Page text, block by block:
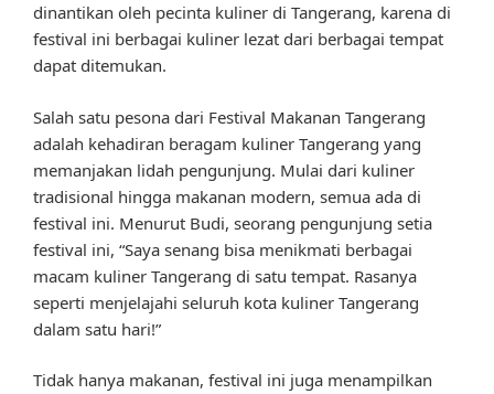
dinantikan oleh pecinta kuliner di Tangerang, karena di
festival ini berbagai kuliner lezat dari berbagai tempat
dapat ditemukan.
Salah satu pesona dari Festival Makanan Tangerang
adalah kehadiran beragam kuliner Tangerang yang
memanjakan lidah pengunjung. Mulai dari kuliner
tradisional hingga makanan modern, semua ada di
festival ini. Menurut Budi, seorang pengunjung setia
festival ini, “Saya senang bisa menikmati berbagai
macam kuliner Tangerang di satu tempat. Rasanya
seperti menjelajahi seluruh kota kuliner Tangerang
dalam satu hari!”
Tidak hanya makanan, festival ini juga menampilkan